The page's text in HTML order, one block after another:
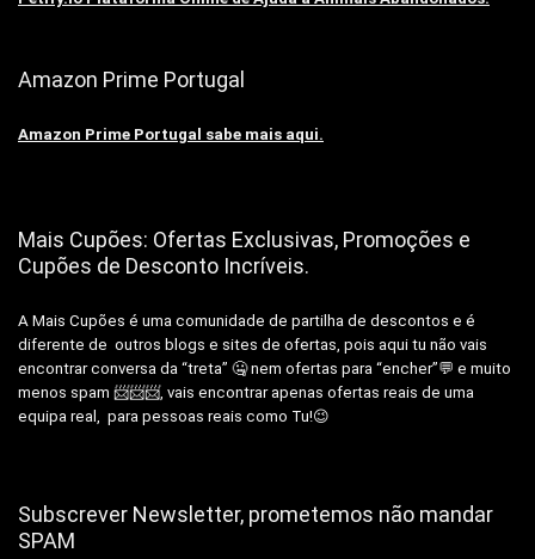
Amazon Prime Portugal
Amazon Prime Portugal sabe mais aqui.
Mais Cupões: Ofertas Exclusivas, Promoções e
Cupões de Desconto Incríveis.
A Mais Cupões é uma comunidade de partilha de descontos e é
diferente de outros blogs e sites de ofertas, pois aqui tu não vais
encontrar conversa da “treta” 🤐 nem ofertas para “encher”💬 e muito
menos spam 📨📨📨, vais encontrar apenas ofertas reais de uma
equipa real, para pessoas reais como Tu!😉
Subscrever Newsletter, prometemos não mandar
SPAM